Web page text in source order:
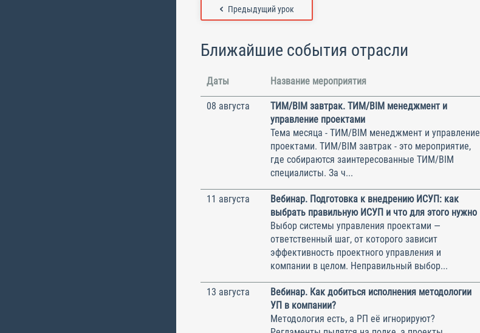
Предыдущий урок
Ближайшие события отрасли
Даты Название мероприятия
08 августа
ТИМ/BIM завтрак. ТИМ/BIM менеджмент и
управление проектами
Тема месяца - ТИМ/BIM менеджмент и управление
проектами. ТИМ/BIM завтрак - это мероприятие,
где собираются заинтересованные ТИМ/BIM
специалисты. За ч...
11 августа
Вебинар. Подготовка к внедрению ИСУП: как
выбрать правильную ИСУП и что для этого нужно
Выбор системы управления проектами —
ответственный шаг, от которого зависит
эффективность проектного управления и
компании в целом. Неправильный выбор...
13 августа
Вебинар. Как добиться исполнения методологии
УП в компании?
Методология есть, а РП её игнорируют?